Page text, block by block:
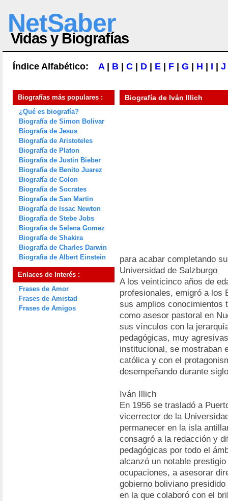
NetSaber
Vidas y Biografías
Índice Alfabético: A| B C D E F G H I J
Biografías más populares :
¿Qué es biografía?
Biografía de Simon Bolivar
Biografía de Jesus
Biografía de Aristoteles
Biografía de Platon
Biografía de Justin Bieber
Biografía de Benito Juarez
Biografía de Colon
Biografía de Socrates
Biografía de San Martin
Biografía de Issac Newton
Biografía de Stebe Jobs
Biografía de Selena Gomez
Biografía de Shakira
Biografía de Charles Darwin
Biografía de Albert Einstein
Enlaces de Interés :
Frases de Amor
Frases de Amistad
Frases de Amigos
Biografía de Iván Illich
para acabar completando
Universidad de Salzburgo
A los veinticinco años de
profesionales, emigró a los
sus amplios conocimientos
como asesor pastoral en
sus vínculos con la
pedagógicas, muy
institucional, se mostraban
católica y con el
desempeñando durante
Iván Illich
En 1956 se trasladó a
vicerrector de la
permanecer en la isla
consagró a la redacción y
pedagógicas por todo el
alcanzó un notable
ocupaciones, a asesorar
gobierno boliviano
en la que colaboró con el